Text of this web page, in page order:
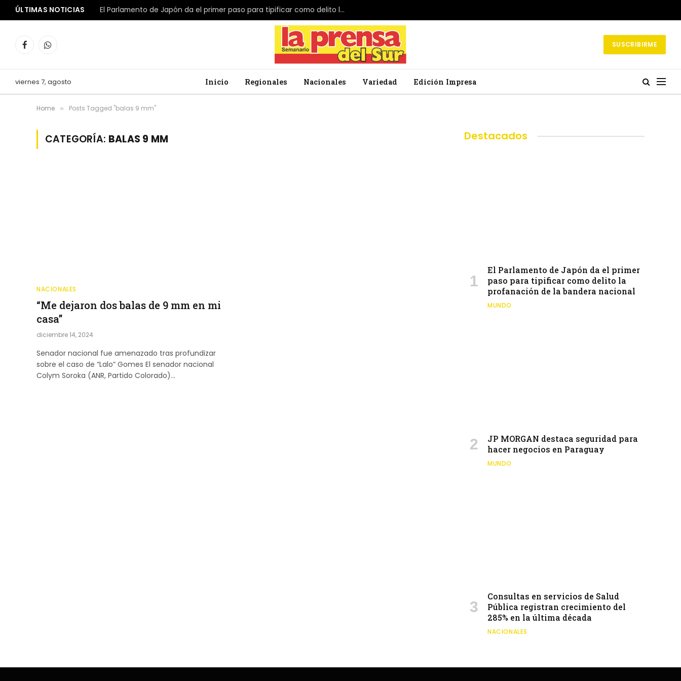
ÚLTIMAS NOTICIAS El Parlamento de Japón da el primer paso para tipificar como delito la profanación de la bandera nacional
FacebookWhatsApp SUSCRIBIRME
viernes 7, agosto Inicio Regionales Nacionales Variedad Edición Impresa
Home » Posts Tagged "balas 9 mm"
CATEGORÍA: BALAS 9 MM
NACIONALES
“Me dejaron dos balas de 9 mm en mi
casa”
diciembre 14, 2024
Senador nacional fue amenazado tras profundizar
sobre el caso de “Lalo” Gomes El senador nacional
Colym Soroka (ANR, Partido Colorado)…
Destacados
El Parlamento de Japón da el primer
paso para tipificar como delito la
profanación de la bandera nacional
MUNDO
JP MORGAN destaca seguridad para
hacer negocios en Paraguay
MUNDO
Consultas en servicios de Salud
Pública registran crecimiento del
285% en la última década
NACIONALES